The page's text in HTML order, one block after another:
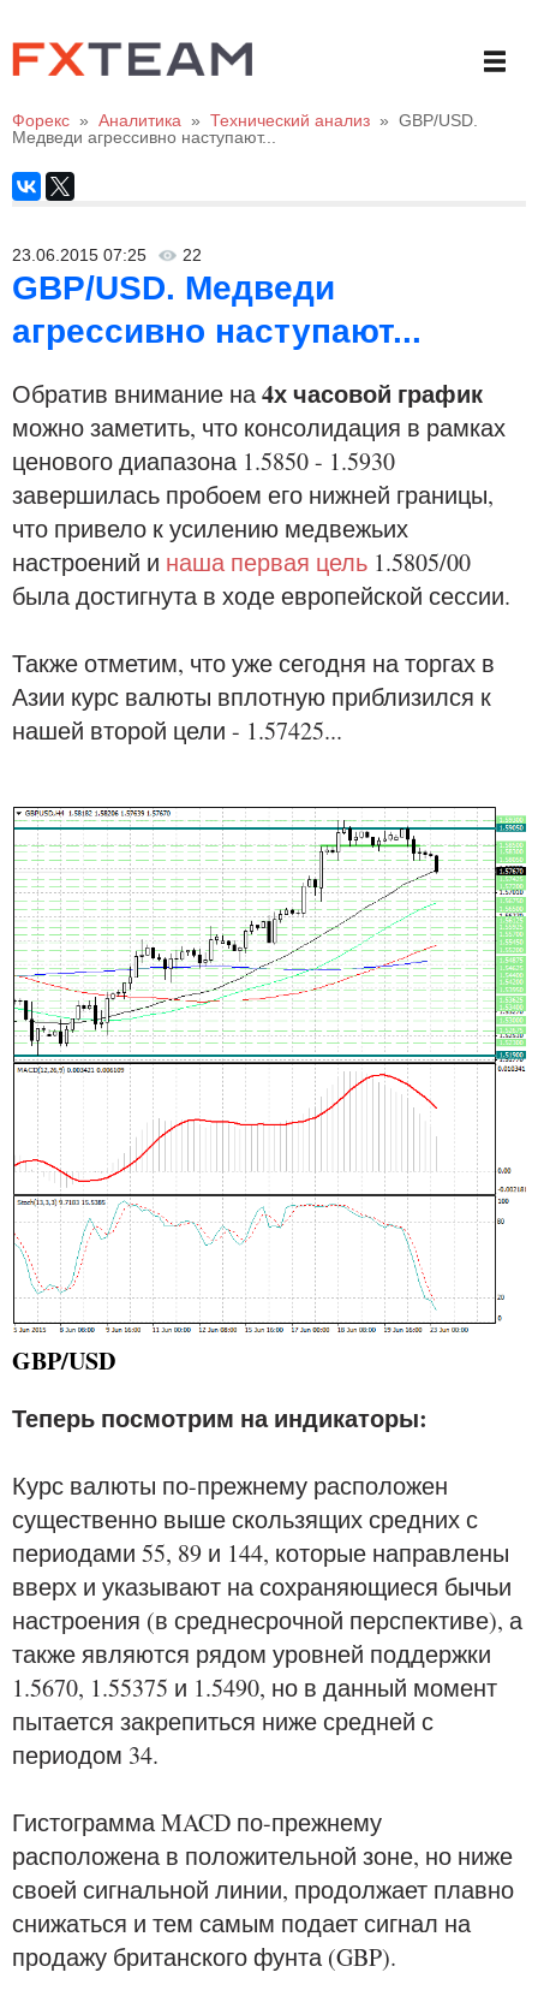
Форекс » Аналитика » Технический анализ » GBP/USD.
Медведи агрессивно наступают...
23.06.2015 07:25 22
GBP/USD. Медведи
агрессивно наступают...
Обратив внимание на4х часовой график
можно заметить, что консолидация в рамках
ценового диапазона 1.5850 - 1.5930
завершилась пробоем его нижней границы,
что привело к усилению медвежьих
настроений и наша первая цель 1.5805/00
была достигнута в ходе европейской сессии.
Также отметим, что уже сегодня на торгах в
Азии курс валюты вплотную приблизился к
нашей второй цели - 1.57425...
GBP/USD
Теперь посмотрим на индикаторы:
Курс валюты по-прежнему расположен
существенно выше скользящих средних с
периодами 55, 89 и 144, которые направлены
вверх и указывают на сохраняющиеся бычьи
настроения (в среднесрочной перспективе), а
также являются рядом уровней поддержки
1.5670, 1.55375 и 1.5490, но в данный момент
пытается закрепиться ниже средней с
периодом 34.
Гистограмма MACD по-прежнему
расположена в положительной зоне, но ниже
своей сигнальной линии, продолжает плавно
снижаться и тем самым подает сигнал на
продажу британского фунта (GBP).